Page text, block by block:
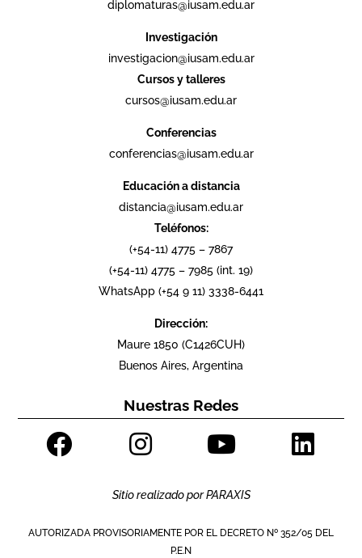
diplomaturas@iusam.edu.ar
Investigación
investigacion@iusam.edu.ar
Cursos y talleres
cursos@iusam.edu.ar
Conferencias
conferencias@iusam.edu.ar
Educación a distancia
distancia@iusam.edu.ar
Teléfonos:
(+54-11) 4775 – 7867
(+54-11) 4775 – 7985 (int. 19)
WhatsApp (+54 9 11) 3338-6441
Dirección:
Maure 1850 (C1426CUH)
Buenos Aires, Argentina
Nuestras Redes
Sitio realizado porPARAXIS
AUTORIZADA PROVISORIAMENTE POR EL DECRETO Nº 352/05 DEL
P.E.N